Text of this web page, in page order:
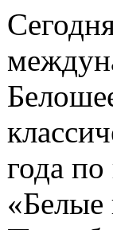
года
«Белые